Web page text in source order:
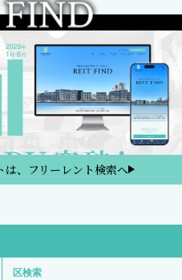
、フリーレント検索へ
区検索